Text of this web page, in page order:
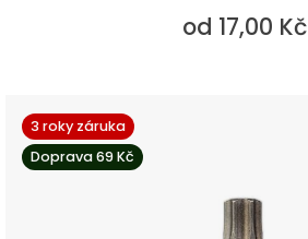
od 17,00 Kč
3 roky záruka
Doprava 69 Kč